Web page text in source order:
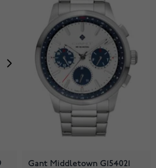
Gant Middletown G154021